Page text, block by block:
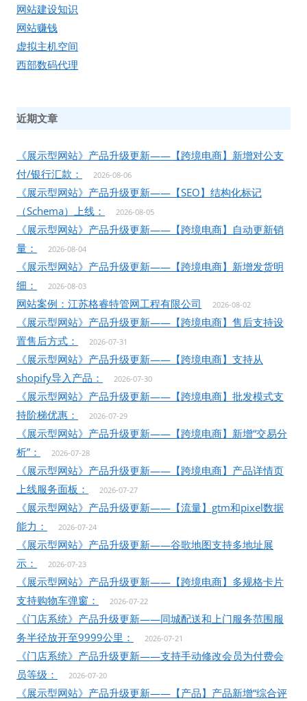
网站建设知识
网站赚钱
虚拟主机空间
西部数码代理
近期文章
《展示型网站》产品升级更新——【跨境电商】新增对公支
付/银行汇款：
2026-08-06
《展示型网站》产品升级更新——【SEO】结构化标记
（Schema）上线：
2026-08-05
《展示型网站》产品升级更新——【跨境电商】自动更新销
量：
2026-08-04
《展示型网站》产品升级更新——【跨境电商】新增发货明
细：
2026-08-03
网站案例：江苏格睿特管网工程有限公司 2026-08-02
《展示型网站》产品升级更新——【跨境电商】售后支持设
置售后方式：
2026-07-31
《展示型网站》产品升级更新——【跨境电商】支持从
shopify导入产品：
2026-07-30
《展示型网站》产品升级更新——【跨境电商】批发模式支
持阶梯优惠：
2026-07-29
《展示型网站》产品升级更新——【跨境电商】新增“交易分
析”：
2026-07-28
《展示型网站》产品升级更新——【跨境电商】产品详情页
上线服务面板：
2026-07-27
《展示型网站》产品升级更新——【流量】gtm和pixel数据
能力：
2026-07-24
《展示型网站》产品升级更新——谷歌地图支持多地址展
示：
2026-07-23
《展示型网站》产品升级更新——【跨境电商】多规格卡片
支持购物车弹窗：
2026-07-22
《门店系统》产品升级更新——同城配送和上门服务范围服
务半径放开至9999公里：
2026-07-21
《门店系统》产品升级更新——支持手动修改会员为付费会
员等级：
2026-07-20
《展示型网站》产品升级更新——【产品】产品新增“综合评